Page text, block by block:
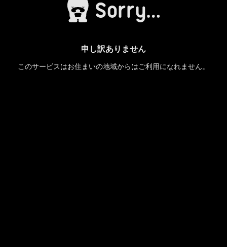
申し訳ありません
このサービスはお住まいの地域からはご利用になれません。